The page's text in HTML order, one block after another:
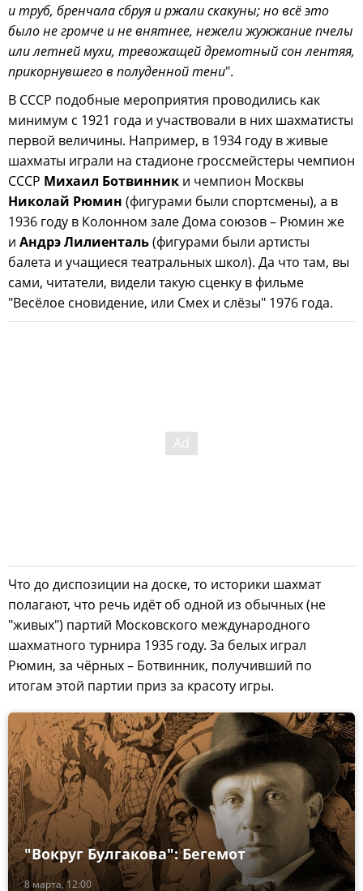
и труб, бренчала сбруя и ржали скакуны; но всё это
было не громче и не внятнее, нежели жужжание пчелы
или летней мухи, тревожащей дремотный сон лентяя,
прикорнувшего в полуденной тени".
В СССР подобные мероприятия проводились как
минимум с 1921 года и участвовали в них шахматисты
первой величины. Например, в 1934 году в живые
шахматы играли на стадионе гроссмейстеры чемпион
СССР Михаил Ботвинник и чемпион Москвы
Николай Рюмин (фигурами были спортсмены), а в
1936 году в Колонном зале Дома союзов – Рюмин же
и Андрэ Лилиенталь(фигурами были артисты
балета и учащиеся театральных школ). Да что там, вы
сами, читатели, видели такую сценку в фильме
"Весёлое сновидение, или Смех и слёзы" 1976 года.
Что до диспозиции на доске, то историки шахмат
полагают, что речь идёт об одной из обычных (не
"живых") партий Московского международного
шахматного турнира 1935 году. За белых играл
Рюмин, за чёрных – Ботвинник, получивший по
итогам этой партии приз за красоту игры.
8 марта, 12:00
"Вокруг Булгакова": Бегемот